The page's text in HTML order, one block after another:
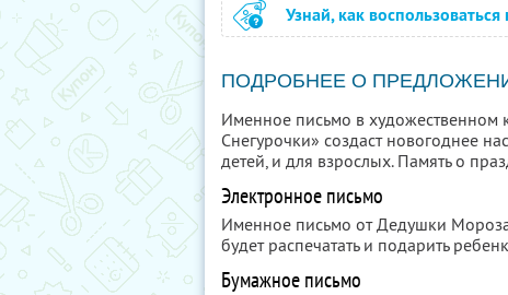
Узнай, как
ПОДРОБНЕЕ О
Именное письмо в художественном
Снегурочки» создаст новогоднее
детей, и для взрослых. Память о
Электронное письмо
Именное письмо от Дедушки
будет распечатать и подарить
Бумажное письмо